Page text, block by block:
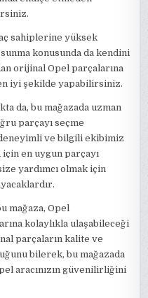
sahiplerine yüksek
konusunda da kendini
orijinal Opel parçalarına
en iyi şekilde yapabilirsiniz.
da, bu mağazada uzman
parçayı seçme
ve bilgili ekibimiz
en uygun parçayı
yardımcı olmak için
mağaza, Opel
kolaylıkla ulaşabileceği
parçaların kalite ve
bilerek, bu mağazada
aracınızın güvenilirliğini